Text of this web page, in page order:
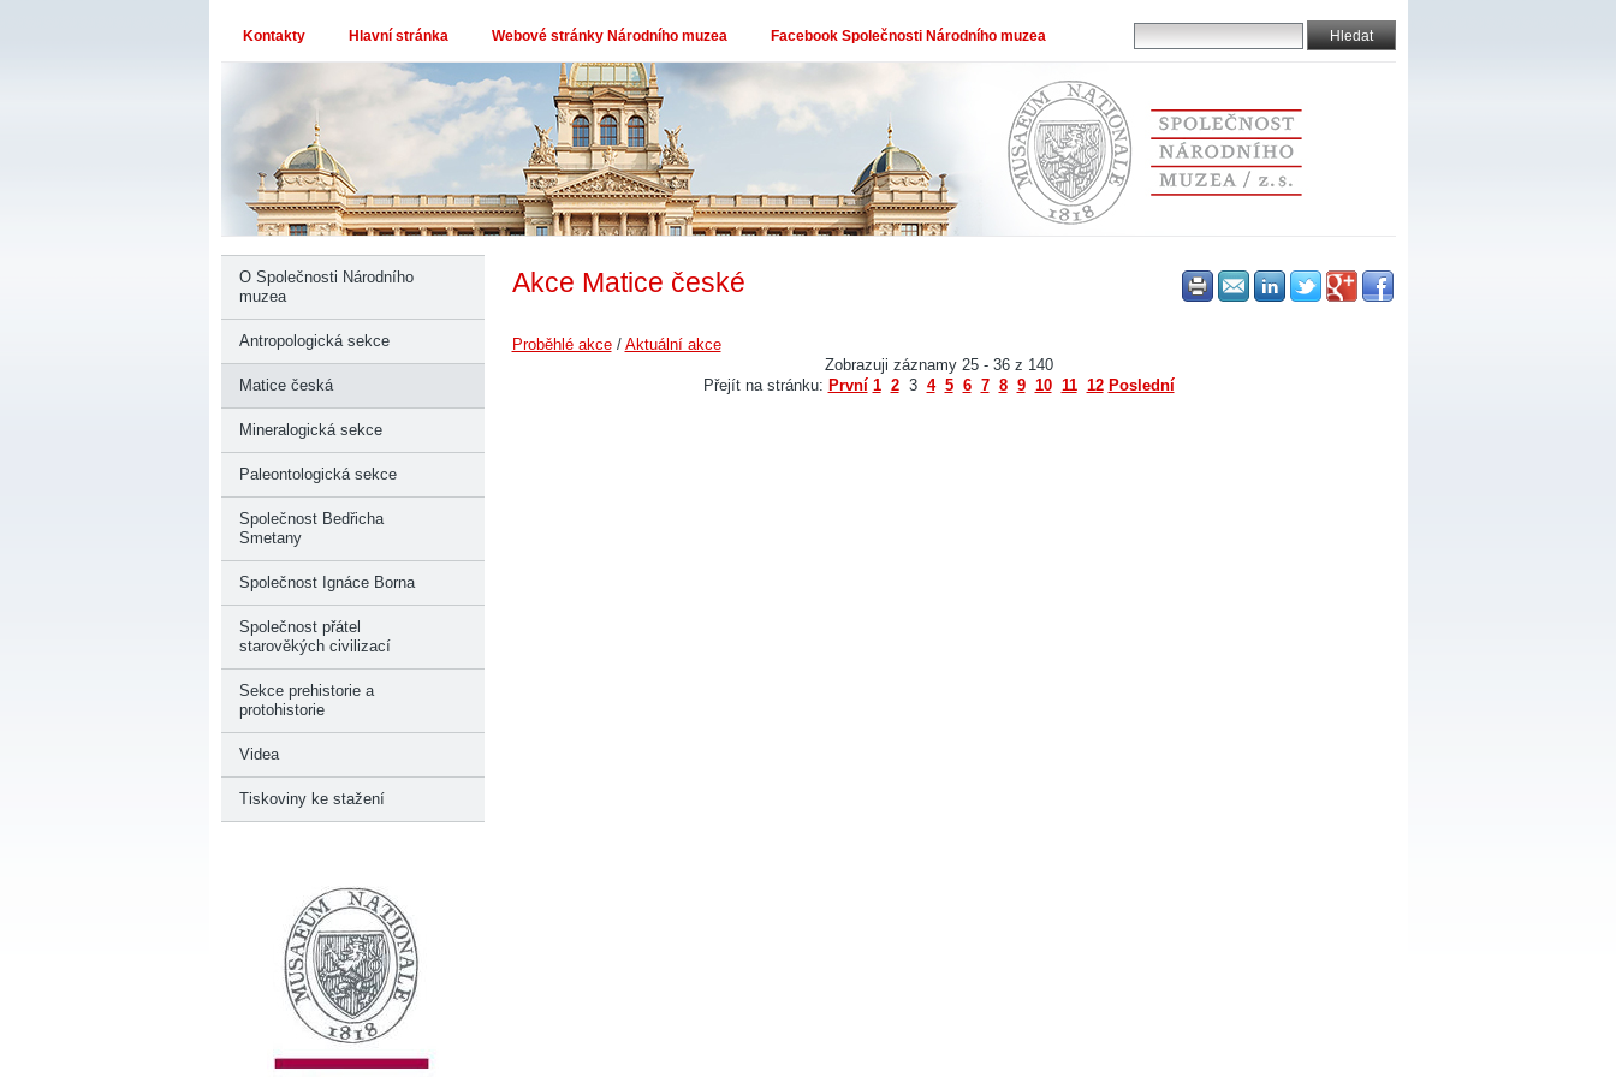
Kontakty Hlavní stránka Webové stránky Národního muzea Facebook Společnosti Národního muzea
Akce Matice české
Proběhlé akce/ Aktuální akce
Zobrazuji záznamy 25 - 36 z 140
Přejít na stránku: První 1 23 4 5 6 7 8 9 10 11 12 Poslední
O Společnosti Národního
muzea
Antropologická sekce
Matice česká
Mineralogická sekce
Paleontologická sekce
Společnost Bedřicha
Smetany
Společnost Ignáce Borna
Společnost přátel
starověkých civilizací
Sekce prehistorie a
protohistorie
Videa
Tiskoviny ke stažení